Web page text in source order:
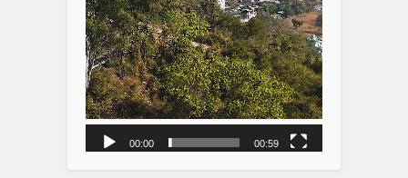
00:00 00:59